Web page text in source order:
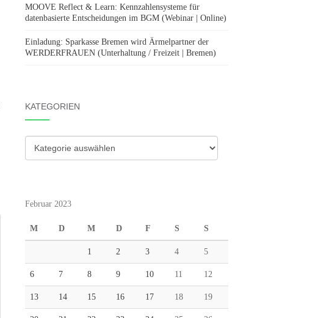
MOOVE Reflect & Learn: Kennzahlensysteme für
datenbasierte Entscheidungen im BGM (Webinar | Online)
Einladung: Sparkasse Bremen wird Ärmelpartner der
WERDERFRAUEN (Unterhaltung / Freizeit | Bremen)
KATEGORIEN
Kategorien
Februar 2023
M D M D F S S
1 2 3 4 5
6 7 8 9 10 11 12
13 14 15 16 17 18 19